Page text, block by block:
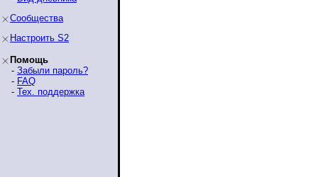
Сообщества
Настроить S2
Помощь
- Забыли пароль?
- FAQ
- Тех. поддержка